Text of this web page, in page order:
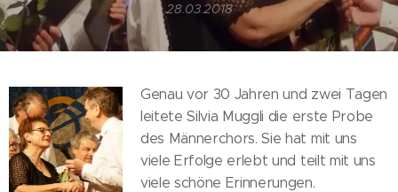
28.03.2018
Genau vor 30 Jahren und zwei Tagen
leitete Silvia Muggli die erste Probe
des Männerchors. Sie hat mit uns
viele Erfolge erlebt und teilt mit uns
viele schöne Erinnerungen.